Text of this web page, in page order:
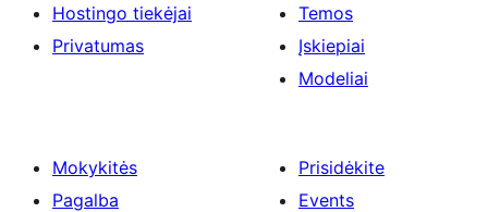
Hostingo tiekėjai
Privatumas
Temos
Įskiepiai
Modeliai
Mokykitės
Pagalba
Prisidėkite
Events